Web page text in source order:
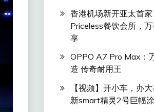
香港机场新开亚太首
Priceless餐饮会所，
享
OPPO A7 Pro Max：
造 传奇耐用王
【视频】开小车，办
新smart精灵2号巨幅